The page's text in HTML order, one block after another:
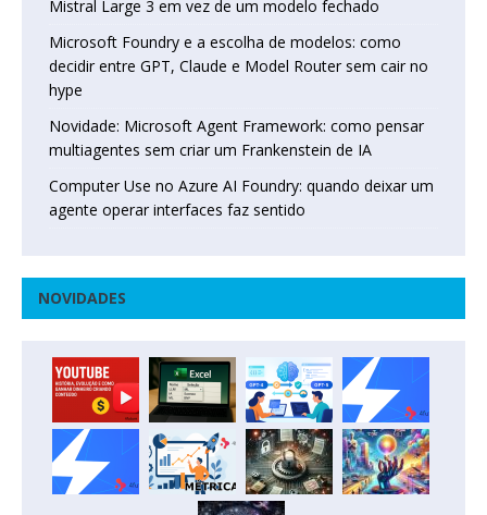
Mistral Large 3 em vez de um modelo fechado
Microsoft Foundry e a escolha de modelos: como
decidir entre GPT, Claude e Model Router sem cair no
hype
Novidade: Microsoft Agent Framework: como pensar
multiagentes sem criar um Frankenstein de IA
Computer Use no Azure AI Foundry: quando deixar um
agente operar interfaces faz sentido
NOVIDADES